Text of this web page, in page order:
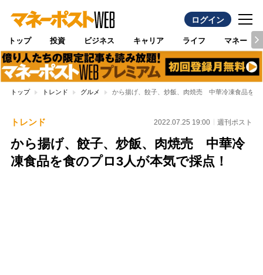
ログイン
トップ 投資 ビジネス キャリア ライフ マネー
トップ トレンド グルメ から揚げ、餃子、炒飯、肉焼売 中華冷凍食品を食
トレンド 2022.07.25 19:00 週刊ポスト
から揚げ、餃子、炒飯、肉焼売 中華冷
凍食品を食のプロ3人が本気で採点！